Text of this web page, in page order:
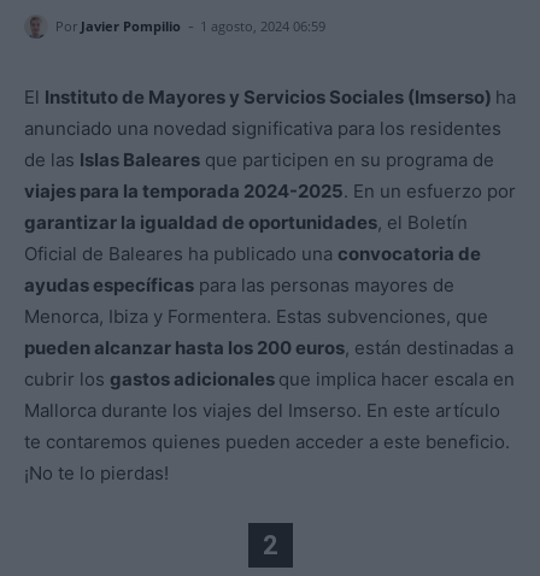
Por Javier Pompilio - 1 agosto, 2024 06:59
El Instituto de Mayores y Servicios Sociales (Imserso) ha
anunciado una novedad significativa para los residentes
de las Islas Baleares que participen en su programa de
viajes para la temporada 2024-2025. En un esfuerzo por
garantizar la igualdad de oportunidades, el Boletín
Oficial de Baleares ha publicado una convocatoria de
ayudas específicas para las personas mayores de
Menorca, Ibiza y Formentera. Estas subvenciones, que
pueden alcanzar hasta los 200 euros, están destinadas a
cubrir los gastos adicionales que implica hacer escala en
Mallorca durante los viajes del Imserso. En este artículo
te contaremos quienes pueden acceder a este beneficio.
¡No te lo pierdas!
2